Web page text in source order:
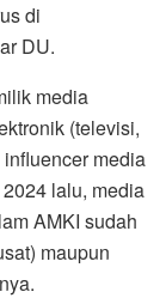
di
DU.
media
(televisi,
media
lalu, media
AMKI sudah
maupun